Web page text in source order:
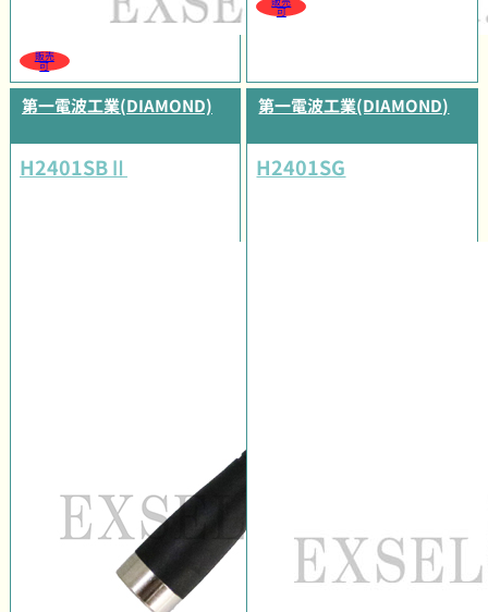
販売
可
可
第一電波工業(DIAMOND)
H2401SBⅡ
第一電波工業(DIAMOND)
H2401SG